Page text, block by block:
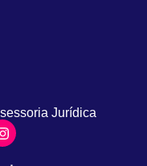
Jurídica